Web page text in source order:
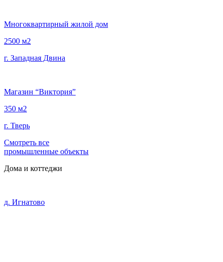
Многоквартирный жилой дом
2500 м2
г. Западная Двина
Магазин “Виктория”
350 м2
г. Тверь
Смотреть все
промышленные объекты
Дома и коттеджи
д. Игнатово